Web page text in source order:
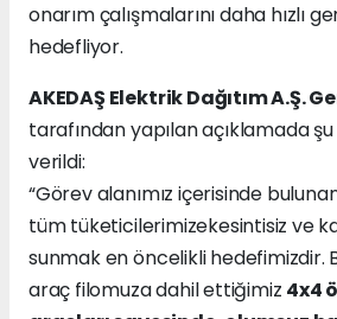
onarım çalışmalarını daha hızlı
hedefliyor.
AKEDAŞ Elektrik Dağıtım A.Ş.
tarafından yapılan açıklamada
verildi:
“Görev alanımız içerisinde
tüm tüketicilerimizekesintisiz ve
sunmak en öncelikli hedefimizdir.
araç filomuza dahil ettiğimiz 4x4